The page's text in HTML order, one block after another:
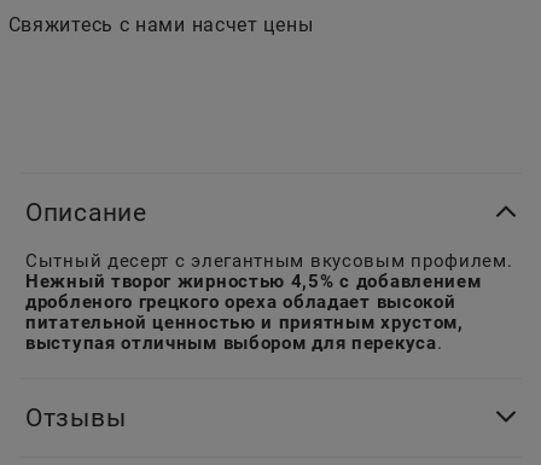
Свяжитесь с нами насчет цены
Описание
Сытный десерт с элегантным вкусовым профилем.
Нежный творог жирностью 4,5% с добавлением
дробленого грецкого ореха обладает высокой
питательной ценностью и приятным хрустом,
выступая отличным выбором для перекуса.
Отзывы